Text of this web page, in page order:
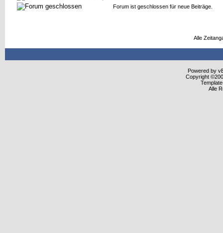
Forum ist geschlossen für neue Beiträge.
Alle
Powered by
Copyright
Alle